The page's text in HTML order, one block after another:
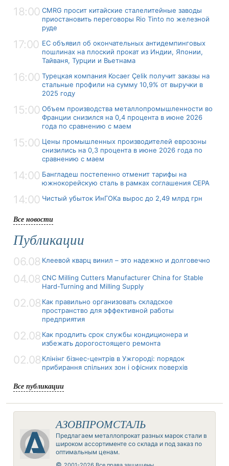
18:00 CMRG просит китайские сталелитейные заводы
приостановить переговоры Rio Tinto по железной
руде
17:00 ЕС объявил об окончательных антидемпинговых
пошлинах на плоский прокат из Индии, Японии,
Тайваня, Турции и Вьетнама
16:00 Турецкая компания Kocaer Çelik получит заказы на
стальные профили на сумму 10,9% от выручки в
2025 году
15:00 Объем производства металлопромышленности во
Франции снизился на 0,4 процента в июне 2026
года по сравнению с маем
15:00 Цены промышленных производителей еврозоны
снизились на 0,3 процента в июне 2026 года по
сравнению с маем
14:00 Бангладеш постепенно отменит тарифы на
южнокорейскую сталь в рамках соглашения CEPA
14:00 Чистый убыток ИнГОКа вырос до 2,49 млрд грн
Все новости
Публикации
06.08 Клеевой кварц винил – это надежно и долговечно
04.08 CNC Milling Cutters Manufacturer China for Stable
Hard-Turning and Milling Supply
02.08 Как правильно организовать складское
пространство для эффективной работы
предприятия
02.08 Как продлить срок службы кондиционера и
избежать дорогостоящего ремонта
02.08 Клінінг бізнес-центрів в Ужгороді: порядок
прибирання спільних зон і офісних поверхів
Все публикации
АЗОВПРОМСТАЛЬ
Предлагаем металлопрокат разных марок стали в
широком ассортименте со склада и под заказ по
оптимальным ценам.